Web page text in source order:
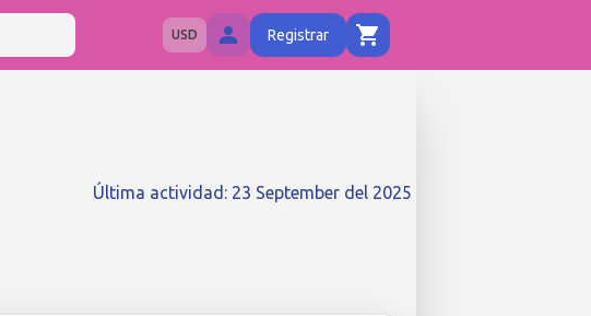
USD Registrar
Última actividad : 23 September del 2025